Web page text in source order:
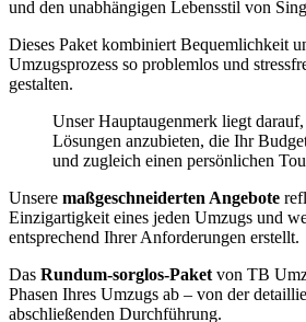
und den unabhängigen Lebensstil von
Dieses Paket kombiniert Bequemlichkeit
Umzugsprozess so problemlos und
gestalten.
Unser Hauptaugenmerk liegt
Lösungen anzubieten, die Ihr
und zugleich einen persönlichen
Unsere maßgeschneiderten Angebote
Einzigartigkeit eines jeden Umzugs und
entsprechend Ihrer Anforderungen erstellt.
Das Rundum-sorglos-Paket von TB
Phasen Ihres Umzugs ab – von der
abschließenden Durchführung.